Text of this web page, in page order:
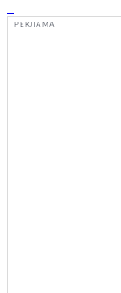
РЕКЛАМА